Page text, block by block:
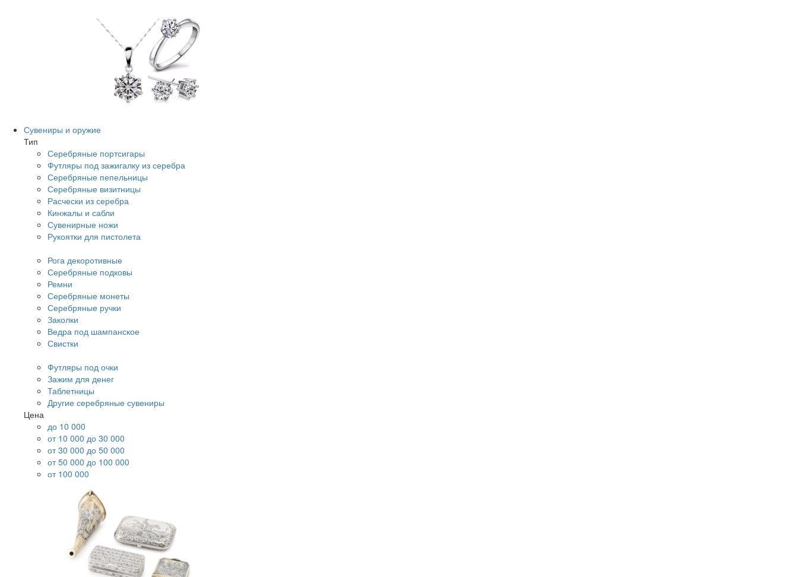
Сувениры и оружие
Тип
Серебряные портсигары
Футляры под зажигалку из серебра
Серебряные пепельницы
Серебряные визитницы
Расчески из серебра
Кинжалы и сабли
Сувенирные ножи
Рукоятки для пистолета
Рога декоротивные
Серебряные подковы
Ремни
Серебряные монеты
Серебряные ручки
Заколки
Ведра под шампанское
Свистки
Футляры под очки
Зажим для денег
Таблетницы
Другие серебряные сувениры
Цена
до 10 000
от 10 000 до 30 000
от 30 000 до 50 000
от 50 000 до 100 000
от 100 000